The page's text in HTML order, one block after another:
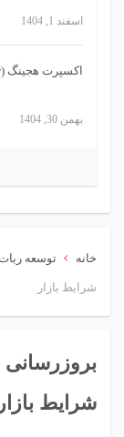
اسفند 1, 1404
اکسپرت هجینگ (Hedging Expert Advisor)
بهمن 30, 1404
خانه › توسعه
شرایط بازار
بروزرسانی
شرایط بازار